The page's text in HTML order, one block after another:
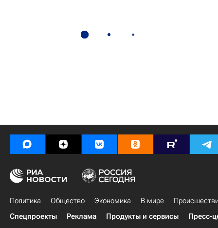
Политика Общество Экономика В мире
Спецпроекты
Реклама Продукты и сервисы Пресс-